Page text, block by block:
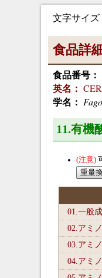
文字サイズ
食品詳
食品番号：
英名：
学名：
11.有機
01.一般
02.アミ
03.アミ
04.アミ